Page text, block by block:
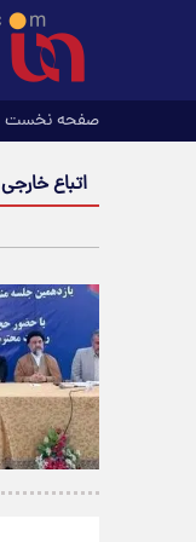
صفحه نخست
اتباع خارجی